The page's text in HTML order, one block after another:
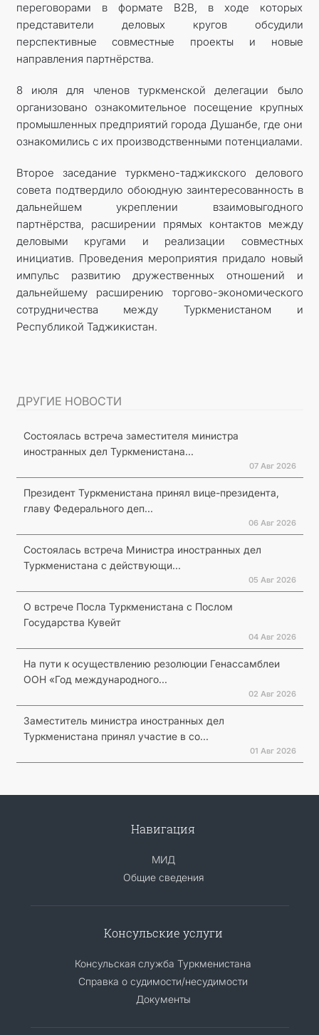
переговорами в формате B2B, в ходе которых
представители деловых кругов обсудили
перспективные совместные проекты и новые
направления партнёрства.
8 июля для членов туркменской делегации было
организовано ознакомительное посещение крупных
промышленных предприятий города Душанбе, где они
ознакомились с их производственными потенциалами.
Второе заседание туркмено-таджикского делового
совета подтвердило обоюдную заинтересованность в
дальнейшем укреплении взаимовыгодного
партнёрства, расширении прямых контактов между
деловыми кругами и реализации совместных
инициатив. Проведения мероприятия придало новый
импульс развитию дружественных отношений и
дальнейшему расширению торгово-экономического
сотрудничества между Туркменистаном и
Республикой Таджикистан.
ДРУГИЕ НОВОСТИ
Состоялась встреча заместителя министра
иностранных дел Туркменистана...
07 Авг 2026
Президент Туркменистана принял вице-президента,
главу Федерального деп...
06 Авг 2026
Состоялась встреча Министра иностранных дел
Туркменистана с действующи...
05 Авг 2026
О встрече Посла Туркменистана с Послом
Государства Кувейт
04 Авг 2026
На пути к осуществлению резолюции Генассамблеи
ООН «Год международного...
02 Авг 2026
Заместитель министра иностранных дел
Туркменистана принял участие в со...
01 Авг 2026
Навигация
МИД
Общие сведения
Консульские услуги
Консульская служба Туркменистана
Справка о судимости/несудимости
Документы